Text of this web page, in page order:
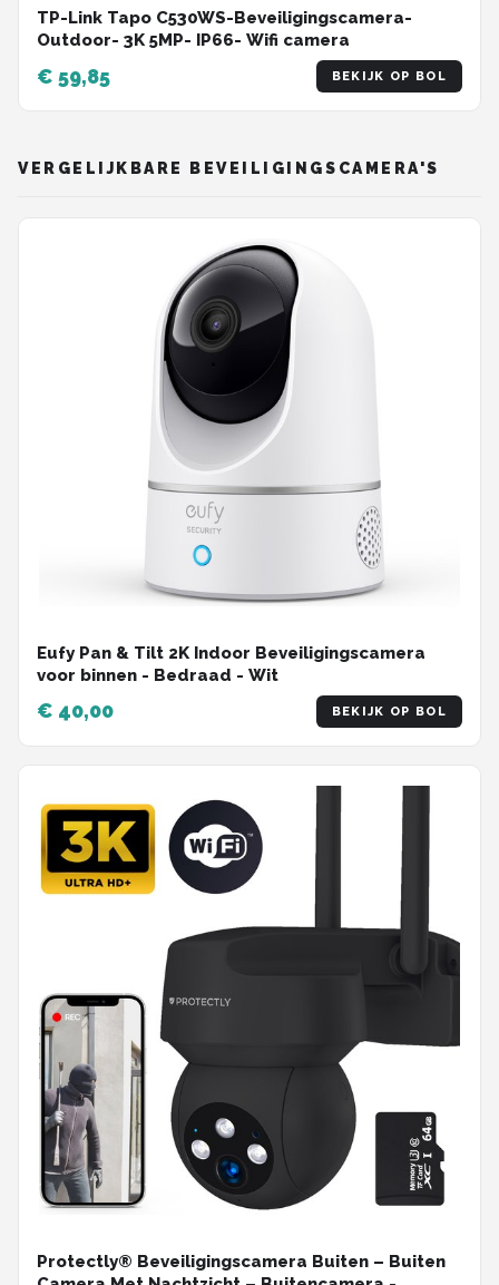
TP-Link Tapo C530WS-Beveiligingscamera-
Outdoor- 3K 5MP- IP66- Wifi camera
€ 59,85 BEKIJK OP BOL
VERGELIJKBARE BEVEILIGINGSCAMERA'S
Eufy Pan & Tilt 2K Indoor Beveiligingscamera
voor binnen - Bedraad - Wit
€ 40,00 BEKIJK OP BOL
Protectly® Beveiligingscamera Buiten – Buiten